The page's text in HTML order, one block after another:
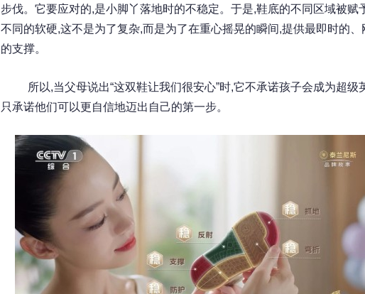
步伐。它要应对的,是小脚丫落地时的不稳定。于是,鞋底的不同区域被赋
不同的软硬,这不是为了复杂,而是为了在重心摇晃的瞬间,提供最即时的、
的支撑。
所以,当父母说出“这双鞋让我们很安心”时,它不承诺孩子会成为超级
只承诺他们可以更自信地迈出自己的第一步。